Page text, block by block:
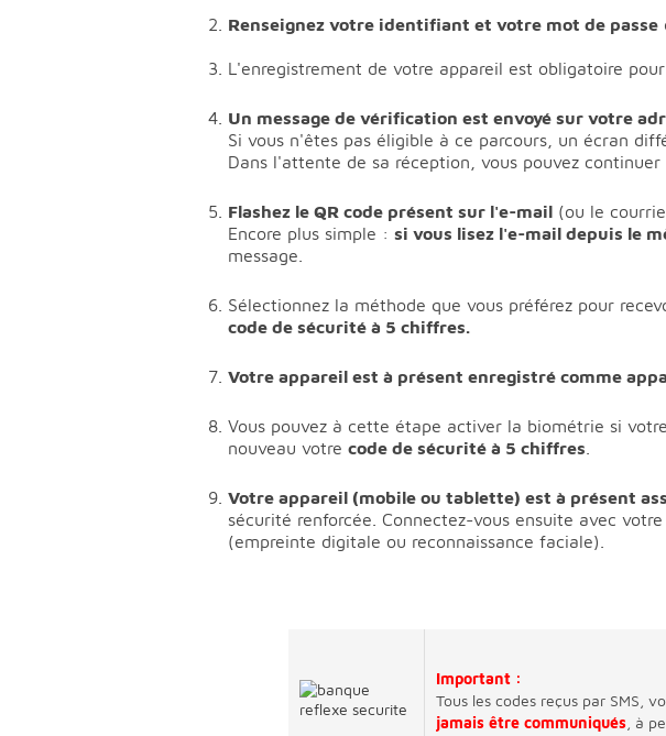
Renseignez votre identifiant et votre mot de passe
L'enregistrement de votre appareil est obligatoire
Un message de vérification est envoyé sur votre
Si vous n'êtes pas éligible à ce parcours, un écran
Dans l'attente de sa réception, vous pouvez
Flashez le QR code présent sur l'e-mail (ou le
Encore plus simple : si vous lisez l'e-mail depuis le
message.
Sélectionnez la méthode que vous préférez pour
code de sécurité à 5 chiffres.
Votre appareil est à présent enregistré comme
Vous pouvez à cette étape activer la biométrie si
nouveau votre code de sécurité à 5 chiffres
Votre appareil (mobile ou tablette) est à présent
sécurité renforcée. Connectez-vous ensuite avec
(empreinte digitale ou reconnaissance faciale).
Important :
Tous les codes reçus par SMS,
jamais être communiqués, à